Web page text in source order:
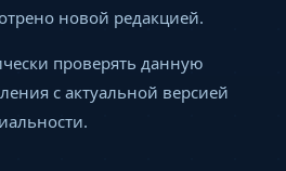
новой редакцией.
проверять данную
с актуальной версией